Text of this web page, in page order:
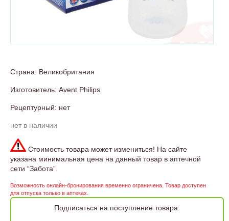
Страна: Великобритания
Изготовитель: Avent Philips
Рецептурный: нет
нет в наличии
Стоимость товара может измениться! На сайте
указана минимальная цена на данный товар в аптечной
сети “Забота”.
Возможность онлайн-бронирования временно ограничена. Товар доступен
для отпуска только в аптеках.
Подписаться на поступление товара: